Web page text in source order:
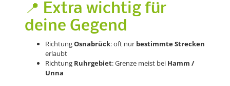
📍 Extra wichtig für
deine Gegend
RichtungOsnabrück: oft nur bestimmte Strecken
erlaubt
Richtung Ruhrgebiet: Grenze meist bei Hamm /
Unna